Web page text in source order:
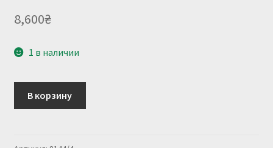
8,600₴
1 в наличии
товара
Люстра
плафонами
В корзину